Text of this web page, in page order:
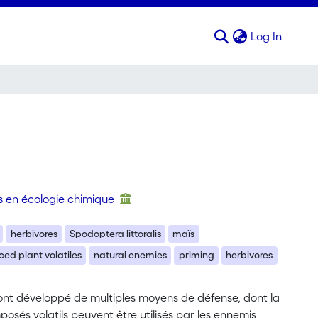
Log In
en écologie chimique
herbivores Spodoptera littoralis
maïs
plant volatiles natural enemies priming
herbivores
développé de multiples moyens de défense, dont la
volatils peuvent être utilisés par les ennemis